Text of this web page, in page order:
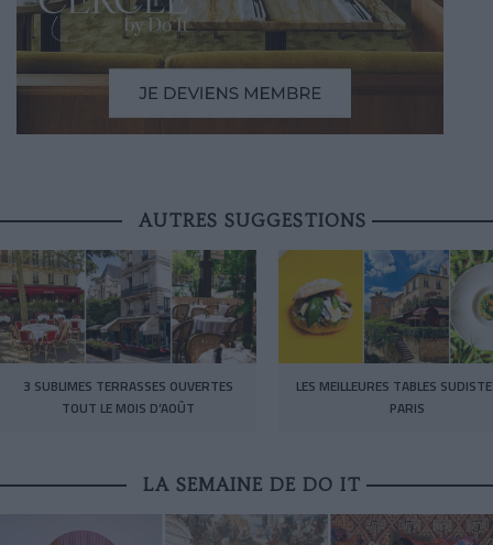
AUTRES SUGGESTIONS
3 SUBLIMES TERRASSES OUVERTES
TOUT LE MOIS D’AOÛT
LES MEILLEURES TABLES
PARIS
LA SEMAINE DE DO IT